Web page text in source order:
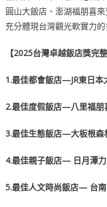
圓山大飯店、澎湖福朋喜
充分體現台灣觀光軟實力的
【2025台灣卓越飯店獎完
1.最佳都會飯店—JR東日本
2.最佳度假飯店—八里福朋
3.最佳生態飯店—大板根森
4.最佳親子飯店— 日月潭
5.最佳人文時尚飯店— 台南